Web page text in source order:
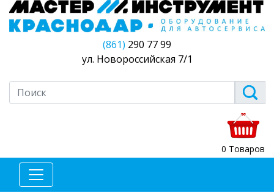
(861) 290 77 99
ул. Новороссийская 7/1
0 Товаров